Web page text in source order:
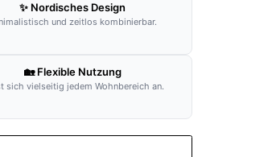
✨ Nordisches Design
und zeitlos kombinierbar.
🏡 Flexible Nutzung
sich vielseitig jedem Wohnbereich an.